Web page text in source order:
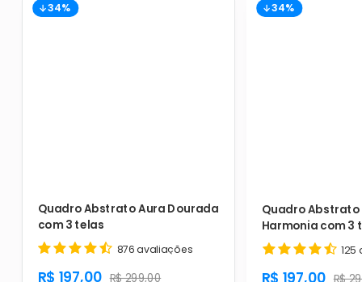
34%
Quadro Abstrato Aura Dourada
com 3 telas
876 avaliações
product.general.sale_price
R$ 197,00 product.general.regular_price
R$ 299,00
34%
Quadro Abstrato
Harmonia com 3
125
R$ 197,00